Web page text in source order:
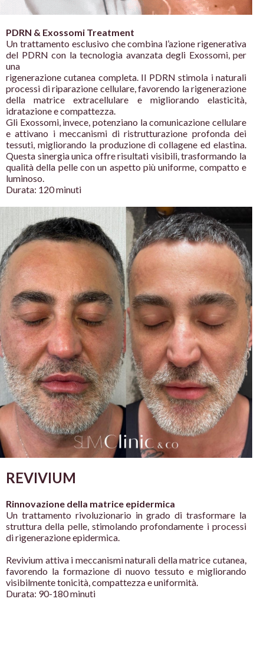
PDRN & Exossomi Treatment
Un trattamento esclusivo che combina l’azione rigenerativa
del PDRN con la tecnologia avanzata degli Exossomi, per
una
rigenerazione cutanea completa. Il PDRN stimola i naturali
processi di riparazione cellulare, favorendo la rigenerazione
della matriceextracellulare e migliorando elasticità,
idratazione e compattezza.
Gli Exossomi, invece, potenziano la comunicazione cellulare
eattivano i meccanismi di ristrutturazione profonda dei
tessuti, migliorando la produzione di collagene ed elastina.
Questa sinergiaunica offre risultati visibili, trasformando la
qualità della pelle conun aspetto più uniforme , compatto e
luminoso.
Durata: 120 minuti
REVIVIUM
Rinnovazione della matrice epidermica
Un trattamento rivoluzionario in grado ditrasformare la
struttura della pelle, stimolandoprofondamente i processi
di rigenerazioneepidermica.
Revivium attiva i meccanismi naturali della matrice cutanea,
favorendo la formazione di nuovo tessuto e migliorando
visibilmente tonicità, compattezza e uniformità.
Durata: 90-180 minuti